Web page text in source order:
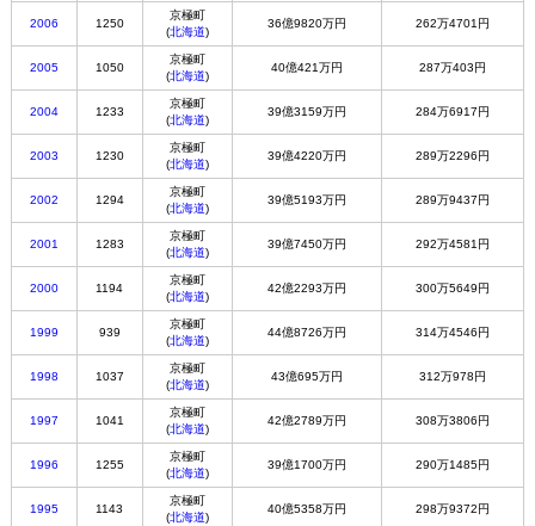
2006 1250
京極町
(北海道)
36億9820万円 262万4701円
2005 1050
京極町
(北海道)
40億421万円 287万403円
2004 1233
京極町
(北海道)
39億3159万円 284万6917円
2003 1230
京極町
(北海道)
39億4220万円 289万2296円
2002 1294
京極町
(北海道)
39億5193万円 289万9437円
2001 1283
京極町
(北海道)
39億7450万円 292万4581円
2000 1194
京極町
(北海道)
42億2293万円 300万5649円
1999 939
京極町
(北海道)
44億8726万円 314万4546円
1998 1037
京極町
(北海道)
43億695万円 312万978円
1997 1041
京極町
(北海道)
42億2789万円 308万3806円
1996 1255
京極町
(北海道)
39億1700万円 290万1485円
1995 1143
京極町
(北海道)
40億5358万円 298万9372円